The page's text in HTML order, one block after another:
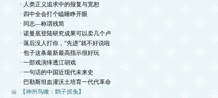
· 人类正义追求中的报复与宽恕
· 四中全会打个瞌睡睁开眼
· 同志—称谓残简
· 诺曼底登陆研究成果可以卖几个卢
· 落后没人打你，“先进”就不好说啦
· 包子这条最新最高指示很好玩
· 一部戏演绎透江胡戏
· 一句话的中国近现代未来史
· 巴勒斯坦血灌沃土培育一代代革命
【神州鸟瞰：鹞子抓兔】